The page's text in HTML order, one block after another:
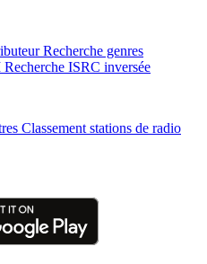
Recherche genres
Recherche ISRC inversée
Classement stations de radio